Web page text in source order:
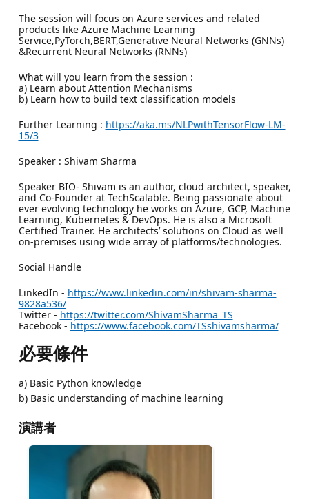
The session will focus on Azure services and related
products like Azure Machine Learning
Service,PyTorch,BERT,Generative Neural Networks (GNNs)
&Recurrent Neural Networks (RNNs)
What will you learn from the session :
a) Learn about Attention Mechanisms
b) Learn how to build text classification models
Further Learning : https://aka.ms/NLPwithTensorFlow-LM-
15/3
Speaker : Shivam Sharma
Speaker BIO- Shivam is an author, cloud architect, speaker,
and Co-Founder at TechScalable. Being passionate about
ever evolving technology he works on Azure, GCP, Machine
Learning, Kubernetes & DevOps. He is also a Microsoft
Certified Trainer. He architects’ solutions on Cloud as well
on-premises using wide array of platforms/technologies.
Social Handle
LinkedIn - https://www.linkedin.com/in/shivam-sharma-
9828a536/
Twitter - https://twitter.com/ShivamSharma_TS
Facebook - https://www.facebook.com/TSshivamsharma/
必要條件
a) Basic Python knowledge
b) Basic understanding of machine learning
演講者